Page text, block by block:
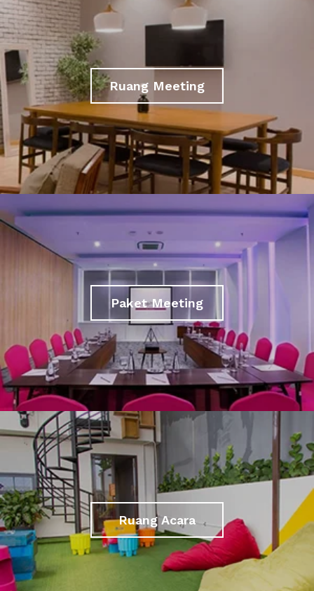
Ruang Meeting
Paket Meeting
Ruang Acara